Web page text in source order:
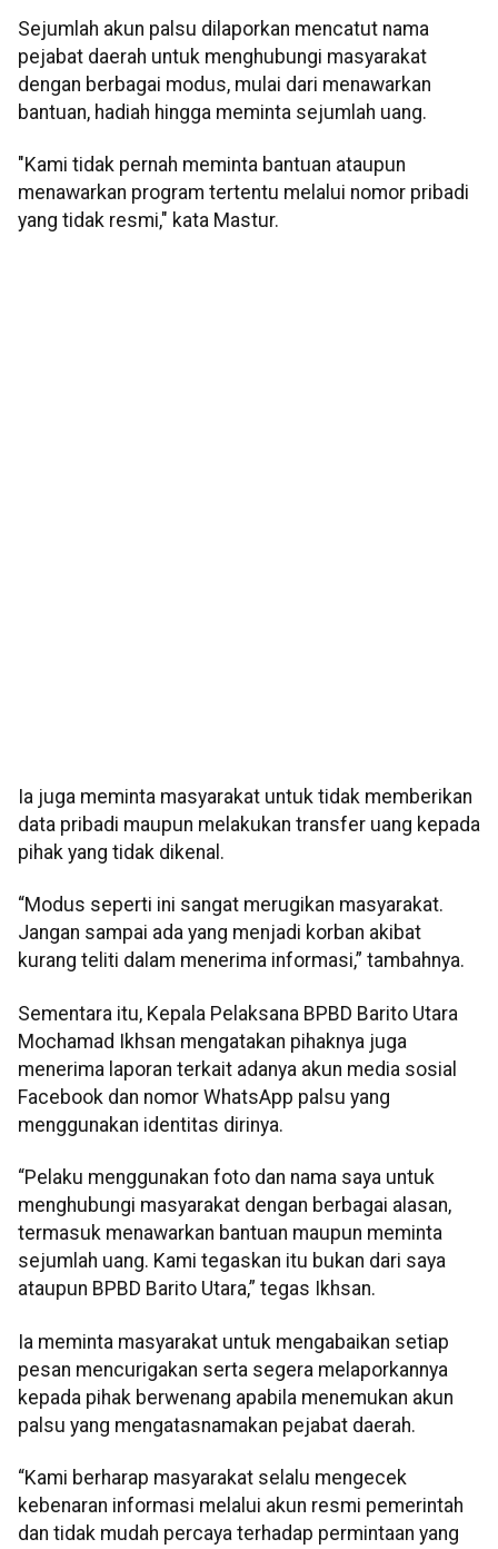
Sejumlah akun palsu dilaporkan mencatut nama
pejabat daerah untuk menghubungi masyarakat
dengan berbagai modus, mulai dari menawarkan
bantuan, hadiah hingga meminta sejumlah uang.
"Kami tidak pernah meminta bantuan ataupun
menawarkan program tertentu melalui nomor pribadi
yang tidak resmi," kata Mastur.
Ia juga meminta masyarakat untuk tidak memberikan
data pribadi maupun melakukan transfer uang kepada
pihak yang tidak dikenal.
“Modus seperti ini sangat merugikan masyarakat.
Jangan sampai ada yang menjadi korban akibat
kurang teliti dalam menerima informasi,” tambahnya.
Sementara itu, Kepala Pelaksana BPBD Barito Utara
Mochamad Ikhsan mengatakan pihaknya juga
menerima laporan terkait adanya akun media sosial
Facebook dan nomor WhatsApp palsu yang
menggunakan identitas dirinya.
“Pelaku menggunakan foto dan nama saya untuk
menghubungi masyarakat dengan berbagai alasan,
termasuk menawarkan bantuan maupun meminta
sejumlah uang. Kami tegaskan itu bukan dari saya
ataupun BPBD Barito Utara,” tegas Ikhsan.
Ia meminta masyarakat untuk mengabaikan setiap
pesan mencurigakan serta segera melaporkannya
kepada pihak berwenang apabila menemukan akun
palsu yang mengatasnamakan pejabat daerah.
“Kami berharap masyarakat selalu mengecek
kebenaran informasi melalui akun resmi pemerintah
dan tidak mudah percaya terhadap permintaan yang